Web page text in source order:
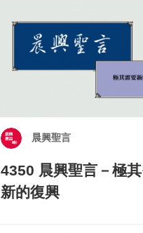
晨興聖言
4350 晨興聖言－極
新的復興